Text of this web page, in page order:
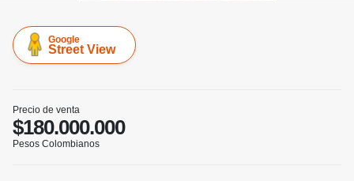
Google
Street View
Precio de venta
$180.000.000
Pesos Colombianos